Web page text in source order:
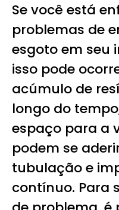
Se você está
problemas de
esgoto em seu
isso pode
acúmulo de
longo do
espaço para a
podem se
tubulação e
contínuo. Para